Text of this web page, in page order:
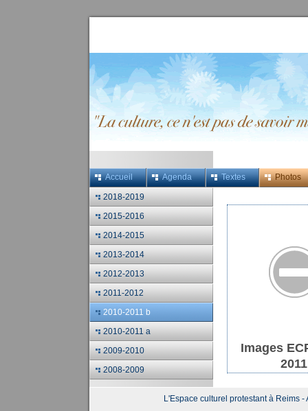
Accueil Agenda Textes Photos
2018-2019
2015-2016
2014-2015
2013-2014
2012-2013
2011-2012
2010-2011 b
2010-2011 a
2009-2010
2008-2009
Images
2011
L'Espace culturel protestant à Reims